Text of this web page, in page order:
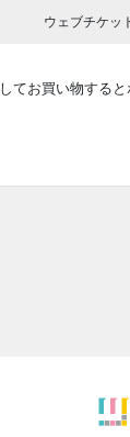
ウェブチケッ
してお買い物する